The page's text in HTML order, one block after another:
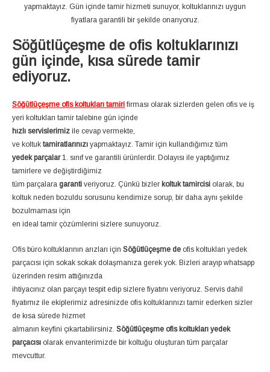
yapmaktayız. Gün içinde tamir hizmeti sunuyor, koltuklarınızı uygun
fiyatlara garantili bir şekilde onarıyoruz.
Söğütlüçeşme de ofis koltuklarınızı
gün içinde, kısa sürede tamir
ediyoruz.
Söğütlüçeşme ofis koltukları tamiri firması olarak sizlerden gelen ofis ve iş
yeri koltukları tamir talebine gün içinde
hızlı servislerimiz ile cevap vermekte,
ve koltuk tamiratlarınızı yapmaktayız. Tamir için kullandığımız tüm
yedek parçalar1. sınıf ve garantili ürünlerdir. Dolayısı ile yaptığımız
tamirlere ve değiştirdiğimiz
tüm parçalara garanti veriyoruz. Çünkü bizler koltuk tamircisi olarak, bu
koltuk neden bozuldu sorusunu kendimize sorup, bir daha aynı şekilde
bozulmaması için
en ideal tamir çözümlerini sizlere sunuyoruz.
Ofis büro koltuklarının arızları için Söğütlüçeşme de ofis koltukları yedek
parçacısı için sokak sokak dolaşmanıza gerek yok. Bizleri arayıp whatsapp
üzerinden resim attığınızda
ihtiyacınız olan parçayı tespit edip sizlere fiyatını veriyoruz. Servis dahil
fiyatımız ile ekiplerimiz adresinizde ofis koltuklarınızı tamir ederken sizler
de kısa sürede hizmet
almanın keyfini çıkartabilirsiniz. Söğütlüçeşme ofis koltukları yedek
parçacısı olarak envanterimizde bir koltuğu oluşturan tüm parçalar
mevcuttur.